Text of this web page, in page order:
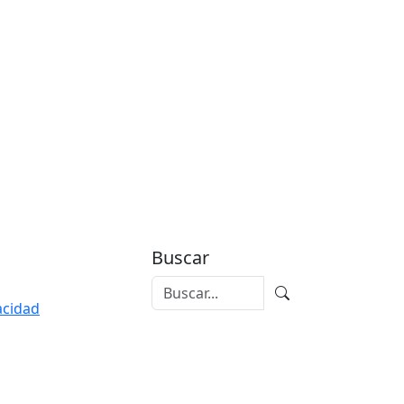
Buscar